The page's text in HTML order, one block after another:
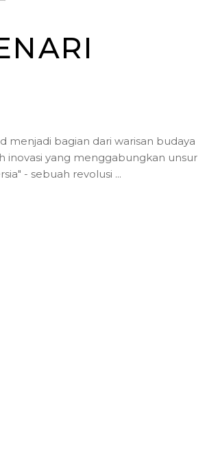
menjadi bagian dari warisan budaya
inovasi yang menggabungkan unsur
- sebuah revolusi